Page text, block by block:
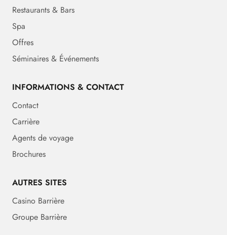
Restaurants & Bars
Spa
Offres
Séminaires & Événements
INFORMATIONS & CONTACT
Contact
Carrière
Agents de voyage
Brochures
AUTRES SITES
Casino Barrière
Groupe Barrière